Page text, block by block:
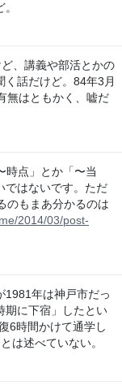
、講義や部活とかの
話だけど。84年3月
無はともかく、嘘だ
時点」とか「〜当
ではないです。ただ
のもまあ分かるのは
2014/03/post-
1981年は神戸市だっ
期に下宿」したとい
6時間かけて通学し
は述べていない。